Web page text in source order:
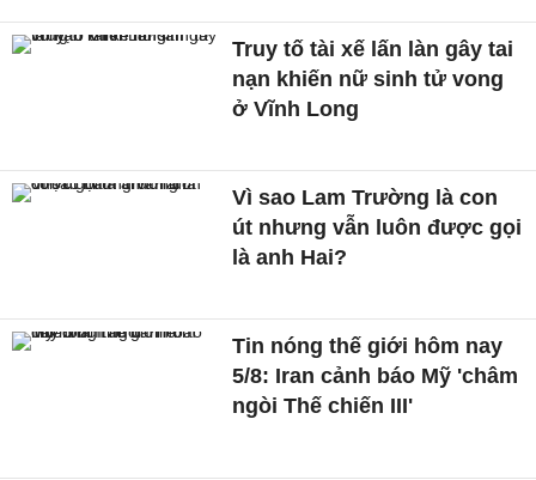
Truy tố tài xế lấn làn gây tai
nạn khiến nữ sinh tử vong
ở Vĩnh Long
Vì sao Lam Trường là con
út nhưng vẫn luôn được gọi
là anh Hai?
Tin nóng thế giới hôm nay
5/8: Iran cảnh báo Mỹ 'châm
ngòi Thế chiến III'